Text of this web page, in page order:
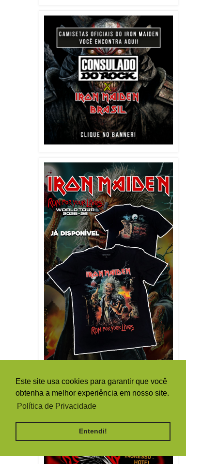
Este site usa cookies para garantir que você
obtenha a melhor experiência em nosso site.
Política de Privacidade
Entendi!